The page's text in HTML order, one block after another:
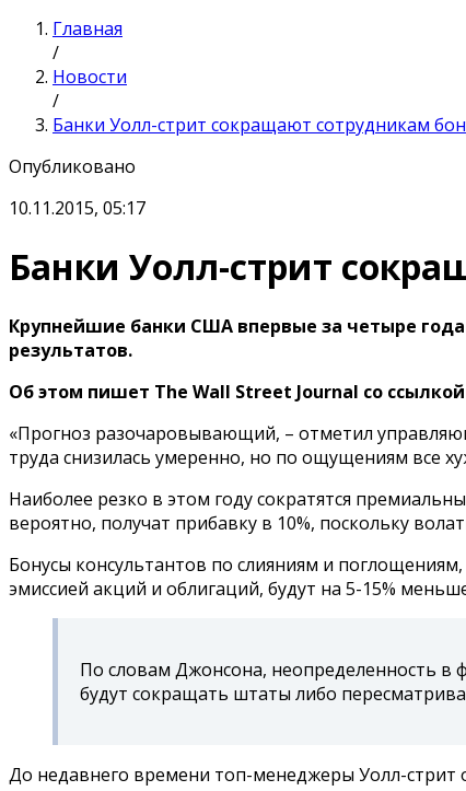
Главная
/
Новости
/
Банки Уолл-стрит сокращают сотрудникам
Опубликовано
10.11.2015, 05:17
Банки Уолл-стрит
Крупнейшие банки США впервые за четыре
результатов.
Об этом пишет The Wall Street Journal со
«Прогноз разочаровывающий, – отметил
труда снизилась умеренно, но по ощущениям все
Наиболее резко в этом году сократятся
вероятно, получат прибавку в 10%, поскольку
Бонусы консультантов по слияниям и
эмиссией акций и облигаций, будут на 5-15%
По словам Джонсона, неопределенность в
будут сокращать штаты либо
До недавнего времени топ-менеджеры Уолл-стрит